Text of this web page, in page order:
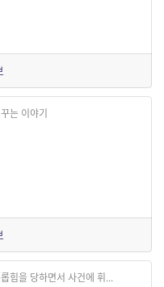
는 이야기
힘을 당하면서 사건에 휘...